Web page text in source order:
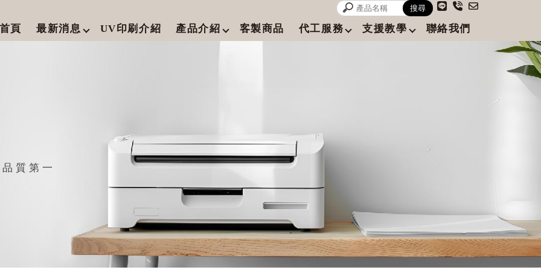
頁 最新消息 UV印刷介紹 產品介紹 客製商品 代工服務 支援教學 聯絡我們